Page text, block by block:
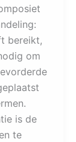
bereikt,
om
is de
te